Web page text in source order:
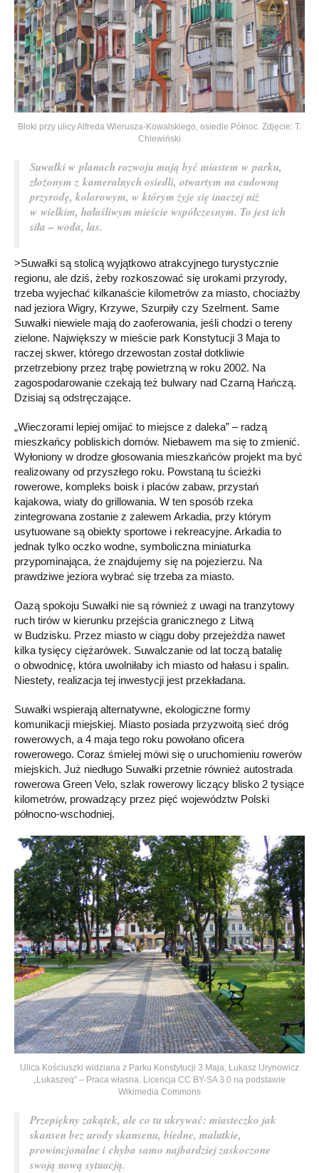
Bloki przy ulicy Alfreda Wierusza-Kowalskiego, osiedle Północ. Zdjęcie: T.
Chlewiński
Suwałki w planach rozwoju mają być miastem w parku,
złożonym z kameralnych osiedli, otwartym na cudowną
przyrodę, kolorowym, w którym żyje się inaczej niż
w wielkim, hałaśliwym mieście współczesnym. To jest ich
siła – woda, las.
>Suwałki są stolicą wyjątkowo atrakcyjnego turystycznie
regionu, ale dziś, żeby rozkoszować się urokami przyrody,
trzeba wyjechać kilkanaście kilometrów za miasto, chociażby
nad jeziora Wigry, Krzywe, Szurpiły czy Szelment. Same
Suwałki niewiele mają do zaoferowania, jeśli chodzi o tereny
zielone. Największy w mieście park Konstytucji 3 Maja to
raczej skwer, którego drzewostan został dotkliwie
przetrzebiony przez trąbę powietrzną w roku 2002. Na
zagospodarowanie czekają też bulwary nad Czarną Hańczą.
Dzisiaj są odstręczające.
„Wieczorami lepiej omijać to miejsce z daleka” – radzą
mieszkańcy pobliskich domów. Niebawem ma się to zmienić.
Wyłoniony w drodze głosowania mieszkańców projekt ma być
realizowany od przyszłego roku. Powstaną tu ścieżki
rowerowe, kompleks boisk i placów zabaw, przystań
kajakowa, wiaty do grillowania. W ten sposób rzeka
zintegrowana zostanie z zalewem Arkadia, przy którym
usytuowane są obiekty sportowe i rekreacyjne. Arkadia to
jednak tylko oczko wodne, symboliczna miniaturka
przypominająca, że znajdujemy się na pojezierzu. Na
prawdziwe jeziora wybrać się trzeba za miasto.
Oazą spokoju Suwałki nie są również z uwagi na tranzytowy
ruch tirów w kierunku przejścia granicznego z Litwą
w Budzisku. Przez miasto w ciągu doby przejeżdża nawet
kilka tysięcy ciężarówek. Suwalczanie od lat toczą batalię
o obwodnicę, która uwolniłaby ich miasto od hałasu i spalin.
Niestety, realizacja tej inwestycji jest przekładana.
Suwałki wspierają alternatywne, ekologiczne formy
komunikacji miejskiej. Miasto posiada przyzwoitą sieć dróg
rowerowych, a 4 maja tego roku powołano oficera
rowerowego. Coraz śmielej mówi się o uruchomieniu rowerów
miejskich. Już niedługo Suwałki przetnie również autostrada
rowerowa Green Velo, szlak rowerowy liczący blisko 2 tysiące
kilometrów, prowadzący przez pięć województw Polski
północno-wschodniej.
Ulica Kościuszki widziana z Parku Konstytucji 3 Maja, Łukasz Urynowicz
„Lukaszeq” – Praca własna. Licencja CC BY-SA 3.0 na podstawie
Wikimedia Commons
Przepiękny zakątek, ale co tu ukrywać: miasteczko jak
skansen bez urody skansenu, biedne, malutkie,
prowincjonalne i chyba samo najbardziej zaskoczone
swoją nową sytuacją.